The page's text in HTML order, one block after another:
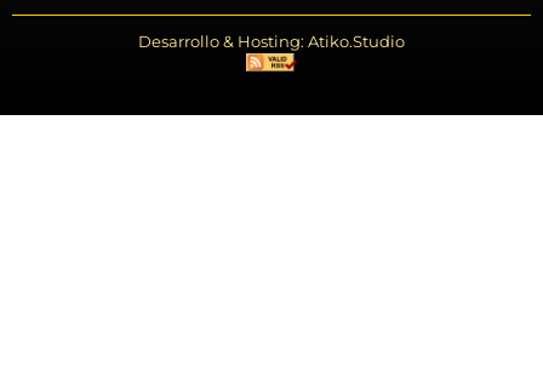
Desarrollo & Hosting: Atiko.Studio